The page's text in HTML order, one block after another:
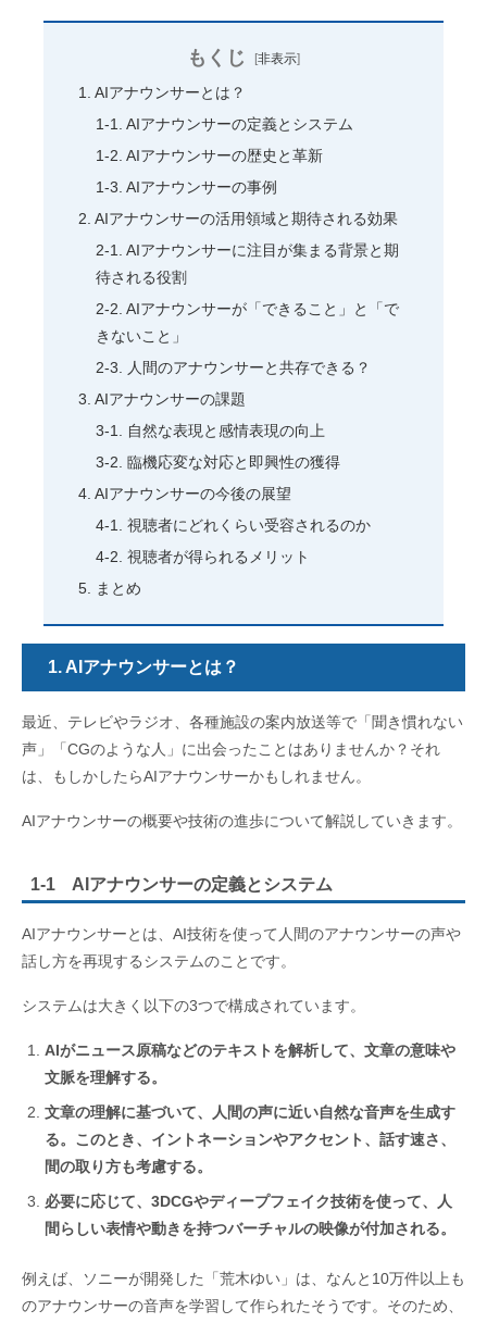
もくじ [非表示]
AIアナウンサーとは？
AIアナウンサーの定義とシステム
AIアナウンサーの歴史と革新
AIアナウンサーの事例
AIアナウンサーの活用領域と期待される効果
AIアナウンサーに注目が集まる背景と期
待される役割
AIアナウンサーが「できること」と「で
きないこと」
人間のアナウンサーと共存できる？
AIアナウンサーの課題
自然な表現と感情表現の向上
臨機応変な対応と即興性の獲得
AIアナウンサーの今後の展望
視聴者にどれくらい受容されるのか
視聴者が得られるメリット
まとめ
1. AIアナウンサーとは？
最近、テレビやラジオ、各種施設の案内放送等で「聞き慣れない
声」「CGのような人」に出会ったことはありませんか？それ
は、もしかしたらAIアナウンサーかもしれません。
AIアナウンサーの概要や技術の進歩について解説していきます。
1-1 AIアナウンサーの定義とシステム
AIアナウンサーとは、AI技術を使って人間のアナウンサーの声や
話し方を再現するシステムのことです。
システムは大きく以下の3つで構成されています。
AIがニュース原稿などのテキストを解析して、文章の意味や
文脈を理解する。
文章の理解に基づいて、人間の声に近い自然な音声を生成す
る。このとき、イントネーションやアクセント、話す速さ、
間の取り方も考慮する。
必要に応じて、3DCGやディープフェイク技術を使って、人
間らしい表情や動きを持つバーチャルの映像が付加される。
例えば、ソニーが開発した「荒木ゆい」は、なんと10万件以上も
のアナウンサーの音声を学習して作られたそうです。そのため、